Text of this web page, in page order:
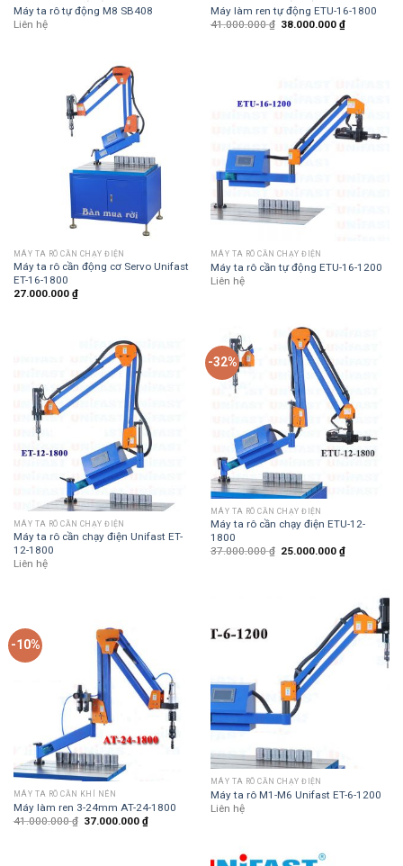
Máy ta rô tự động M8 SB408
Liên hệ
Máy làm ren tự động ETU-16-1800
41.000.000₫ 38.000.000₫
MÁY TA RÔ CẦN CHẠY ĐIỆN
Máy ta rô cần động cơ Servo Unifast
ET-16-1800
27.000.000 ₫
MÁY TA RÔ CẦN CHẠY ĐIỆN
Máy ta rô cần tự động ETU-16-1200
Liên hệ
-32%
MÁY TA RÔ CẦN CHẠY ĐIỆN
Máy ta rô cần chạy điện ETU-12-
1800
37.000.000₫ 25.000.000₫
MÁY TA RÔ CẦN CHẠY ĐIỆN
Máy ta rô cần chạy điện Unifast ET-
12-1800
Liên hệ
MÁY TA RÔ CẦN CHẠY ĐIỆN
Máy ta rô M1-M6 Unifast ET-6-1200
Liên hệ
-10%
MÁY TA RÔ CẦN KHÍ NÉN
Máy làm ren 3-24mm AT-24-1800
41.000.000₫ 37.000.000₫